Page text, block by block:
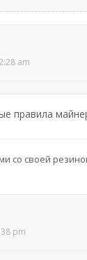
am
правила
со своей
pm